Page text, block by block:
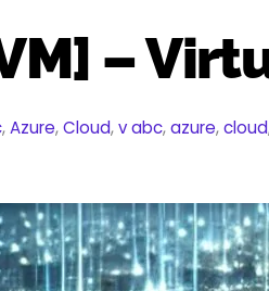
–
,Azure,Cloud,vabc,azure,cloud